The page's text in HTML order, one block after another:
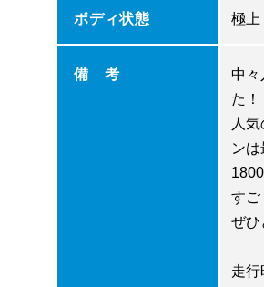
ボディ状態 極上
備 考
中々
た！
人
ン
すご
ぜひ
走行